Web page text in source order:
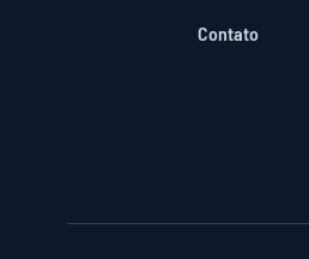
Contato